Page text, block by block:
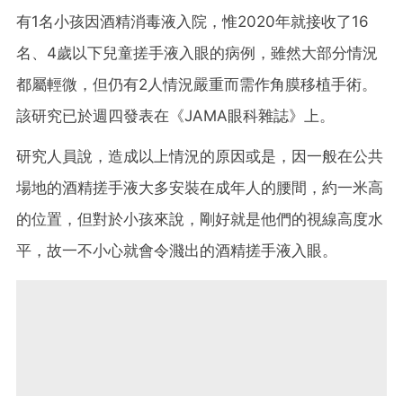
有1名小孩因酒精消毒液入院，惟2020年就接收了16
名、4歲以下兒童搓手液入眼的病例，雖然大部分情況
都屬輕微，但仍有2人情況嚴重而需作角膜移植手術。
該研究已於週四發表在《JAMA眼科雜誌》上。
研究人員說，造成以上情況的原因或是，因一般在公共
場地的酒精搓手液大多安裝在成年人的腰間，約一米高
的位置，但對於小孩來說，剛好就是他們的視線高度水
平，故一不小心就會令濺出的酒精搓手液入眼。